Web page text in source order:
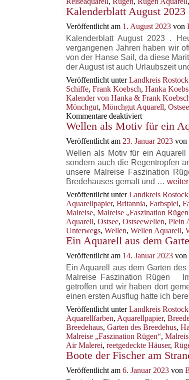
Kalenderblatt August 2023
Veröffentlicht am 1. August 2023 von
Kalenderblatt August 2023 .
vergangenen Jahren haben wir
von der Hanse Sail, da diese
der August ist auch Urlaubszeit
Veröffentlicht unter Landkreis Rostock
Schiffe, Frank Koebsch, Hanka
Kalender von Hanka & Frank
Mönchgut, Mönchgut Aquarell, Ostsee
Kommentare deaktiviertfür
Kalenderblatt
2023
Wellen als Motiv für ein
Veröffentlicht am 23. Januar 2023 von
Wellen als Motiv für ein
sondern auch die Regentropfen
unsere Malreise Faszination
Bredehauses gemalt und …
als
Motiv
für
ein
Veröffentlicht unter Landkreis Rostock
Aquarellpapier, Britannia, Farbspiel,
Malreise, Malreise „Faszination
Aquarell, Ostsee, Ostseewellen, Plein
Unterwegs, Wellen, Wellen Aquarell,
Ein Aquarell aus dem
Veröffentlicht am 14. Januar 2023 von
Ein Aquarell aus dem Garten
Malreise Faszination Rügen
getroffen und wir haben dort
einen ersten Ausflug hatte ich
Veröffentlicht unter Landkreis Rostock
Aquarellfarben, Aquarellpapier,
Breedehaus, Garten des Breedehus,
Malreise „Faszination Rügen“,
Air Malerei, reetgedeckte Häuser,
Boote der Fischer am
Veröffentlicht am 6. Januar 2023 von